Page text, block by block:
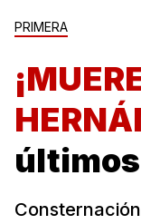
PRIMERA